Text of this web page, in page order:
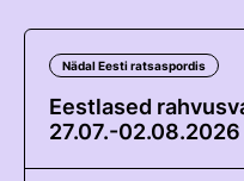
Välisvõistlustel Osaleja
Nädal Eesti ratsaspordis
Eestlased
27.07.-02.08.2026